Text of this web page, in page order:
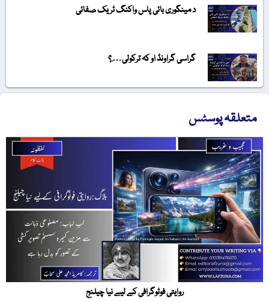
د مینگوری بائی پاس واکنگ ٹریک صفائی
گراسی گراونڈ او کہ ترکولی….؟
متعلقہ پوسٹس
روایتی فوٹوگرافی کے لیے نیا چیلنج